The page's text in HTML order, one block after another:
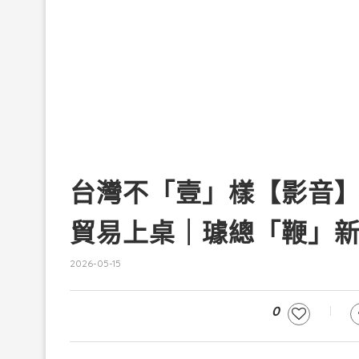
台灣不「壹」樣【影音
貿易上桌｜璩總「鞭」
2026-05-15
0